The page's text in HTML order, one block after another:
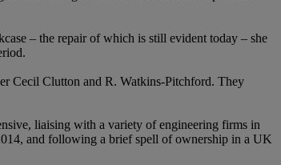
– the repair of which is still evident today – she
Cecil Clutton and R. Watkins-Pitchford. They
liaising with a variety of engineering firms in
and following a brief spell of ownership in a UK